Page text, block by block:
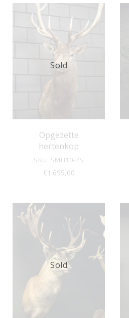
Opgezette
hertenkop
SKU: SMH10-ZS
€1.695,00
Sold
Sold